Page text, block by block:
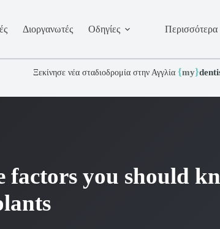
Διοργανωτές Οδηγίες
Περισσότερα
Ξεκίνησε νέα σταδιοδρομία στην Αγγλία {my}
factors you should